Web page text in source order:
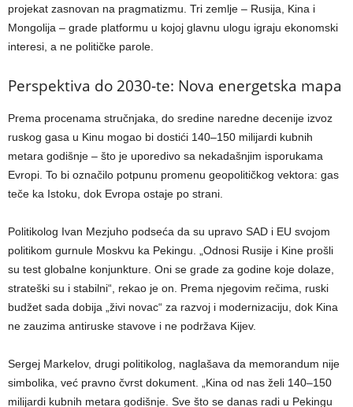
projekat zasnovan na pragmatizmu. Tri zemlje – Rusija, Kina i
Mongolija – grade platformu u kojoj glavnu ulogu igraju ekonomski
interesi, a ne političke parole.
Perspektiva do 2030-te: Nova energetska mapa
Prema procenama stručnjaka, do sredine naredne decenije izvoz
ruskog gasa u Kinu mogao bi dostići 140–150 milijardi kubnih
metara godišnje – što je uporedivo sa nekadašnjim isporukama
Evropi. To bi označilo potpunu promenu geopolitičkog vektora: gas
teče ka Istoku, dok Evropa ostaje po strani.
Politikolog Ivan Mezjuho podseća da su upravo SAD i EU svojom
politikom gurnule Moskvu ka Pekingu. „Odnosi Rusije i Kine prošli
su test globalne konjunkture. Oni se grade za godine koje dolaze,
strateški su i stabilni“, rekao je on. Prema njegovim rečima, ruski
budžet sada dobija „živi novac“ za razvoj i modernizaciju, dok Kina
ne zauzima antiruske stavove i ne podržava Kijev.
Sergej Markelov, drugi politikolog, naglašava da memorandum nije
simbolika, već pravno čvrst dokument. „Kina od nas želi 140–150
milijardi kubnih metara godišnje. Sve što se danas radi u Pekingu